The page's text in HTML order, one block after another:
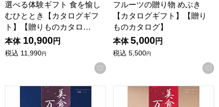
選べる体験ギフト 食を愉し
むひととき【カタログギフ
ト】【贈りものカタロ…
本体 10,900円
税込 11,990円
お気に入りに登録する
フルーツの贈り物 めぶき
【カタログギフト】【贈り
ものカタログ】
本体 5,000円
税込 5,500円
美食万彩 紫紺(しこん)【カタログギフト】【贈りものカタロ
美食万彩 真紅(しんく)【カ